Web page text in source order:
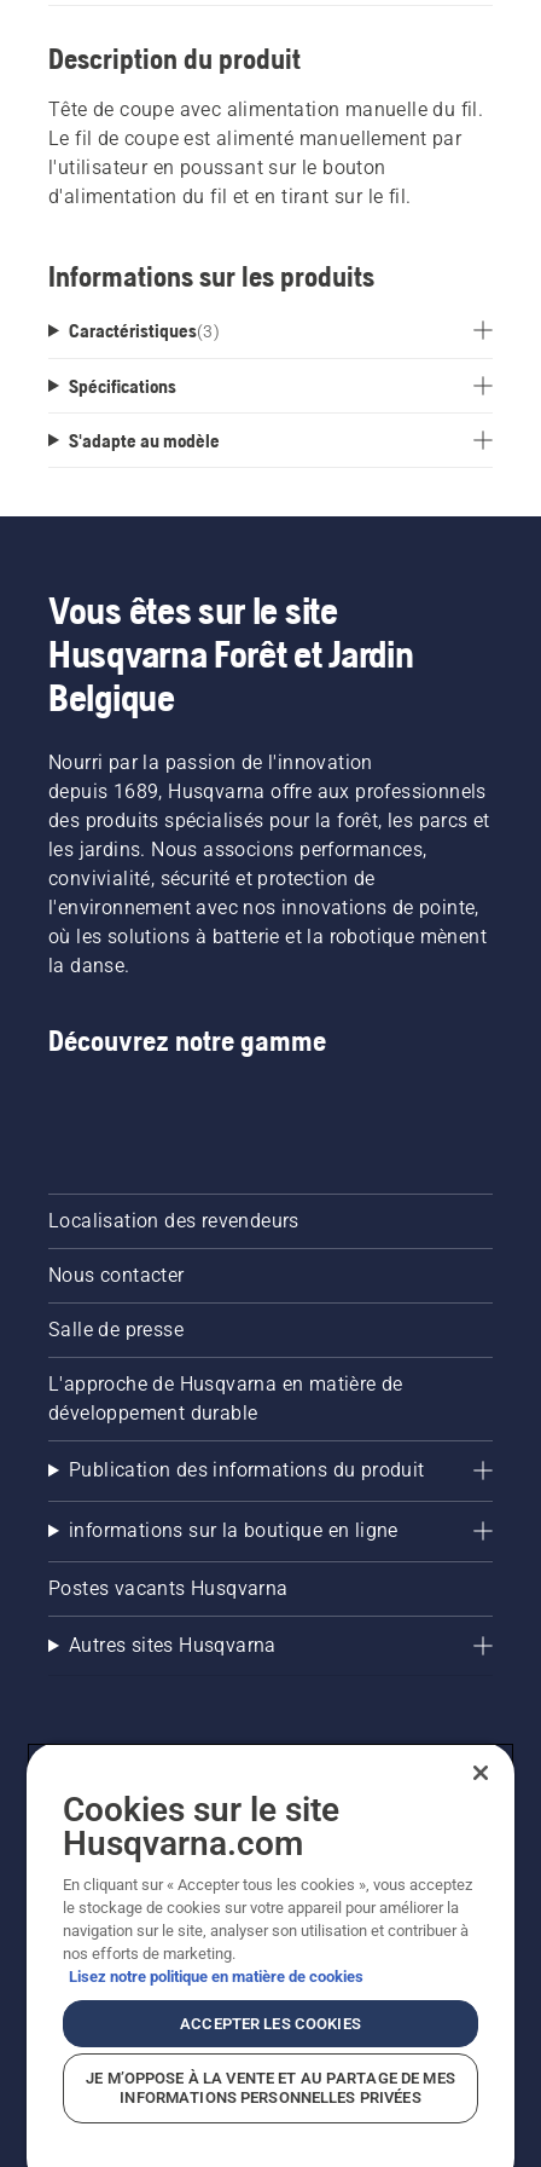
Description du produit
Tête de coupe avec alimentation manuelle du fil.
Le fil de coupe est alimenté manuellement par
l'utilisateur en poussant sur le bouton
d'alimentation du fil et en tirant sur le fil.
Informations sur les produits
Caractéristiques(3)
Spécifications
S'adapte au modèle
Vous êtes sur le site
Husqvarna Forêt et Jardin
Belgique
Nourri par la passion de l'innovation
depuis 1689, Husqvarna offre aux professionnels
des produits spécialisés pour la forêt, les parcs et
les jardins. Nous associons performances,
convivialité, sécurité et protection de
l'environnement avec nos innovations de pointe,
où les solutions à batterie et la robotique mènent
la danse.
Découvrez notre gamme
Localisation des revendeurs
Nous contacter
Salle de presse
L'approche de Husqvarna en matière de
développement durable
Publication des informations du produit
informations sur la boutique en ligne
Postes vacants Husqvarna
Autres sites Husqvarna
© Husqvarna AB (publ). Tous droits réservés. Les prix
indiqués sont des prix de vente conseillés. Tous les prix
indiqués sont des prix de vente recommandés (TVA
incluse), sauf si le produit est disponible pour un achat
direct.
Politique relative aux cookiesConditions d'utilisation
Signalement de violations présumées
Cookies sur le site
Husqvarna.com
En cliquant sur « Accepter tous les cookies », vous acceptez
le stockage de cookies sur votre appareil pour améliorer la
navigation sur le site, analyser son utilisation et contribuer à
nos efforts de marketing.
Lisez notre politique en matière de cookies
ACCEPTER LES COOKIES
JE M’OPPOSE À LA VENTE ET AU PARTAGE DE MES
INFORMATIONS PERSONNELLES PRIVÉES